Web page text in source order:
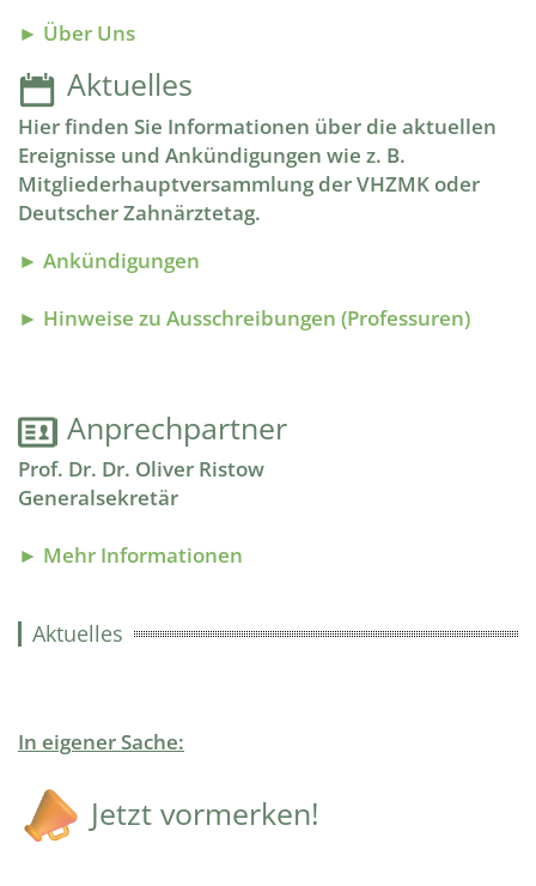
► Über Uns
Aktuelles
Hier finden Sie Informationen über die aktuellen
Ereignisse und Ankündigungen wie z. B.
Mitgliederhauptversammlung der VHZMK oder
Deutscher Zahnärztetag.
► Ankündigungen
► Hinweise zu Ausschreibungen (Professuren)
Anprechpartner
Prof. Dr. Dr. Oliver Ristow
Generalsekretär
► Mehr Informationen
Aktuelles
In eigener Sache:
​​​​​​​ Jetzt vormerken!